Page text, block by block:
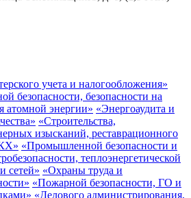
учета и налогообложения»
безопасности, безопасности на
атомной энергии» «Энергоаудита и
«Строительства,
изысканий, реставрационного
«Промышленной безопасности и
теплоэнергетической
сетей» «Охраны труда и
«Пожарной безопасности, ГО и
«Делового администрирования,